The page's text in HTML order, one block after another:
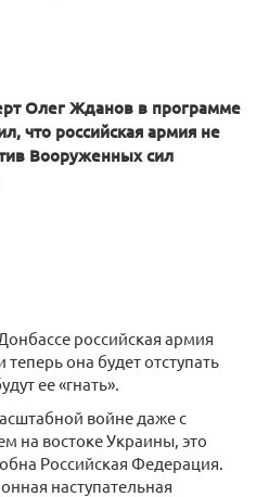
Олег Жданов в программе
что российская армия не
Вооруженных сил
российская армия
она будет отступать
ее «гнать».
войне даже с
на востоке Украины, это
Российская Федерация.
наступательная